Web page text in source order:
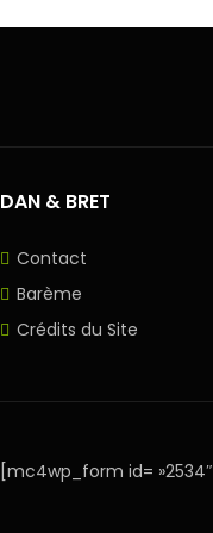
DAN & BRET
Contact
Barème
Crédits du Site
[mc4wp_form id= »2534″]